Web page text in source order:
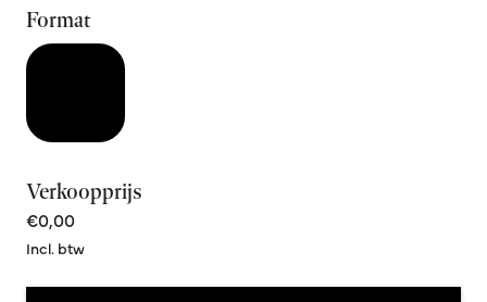
Format
Verkoopprijs
€0,00
Incl. btw